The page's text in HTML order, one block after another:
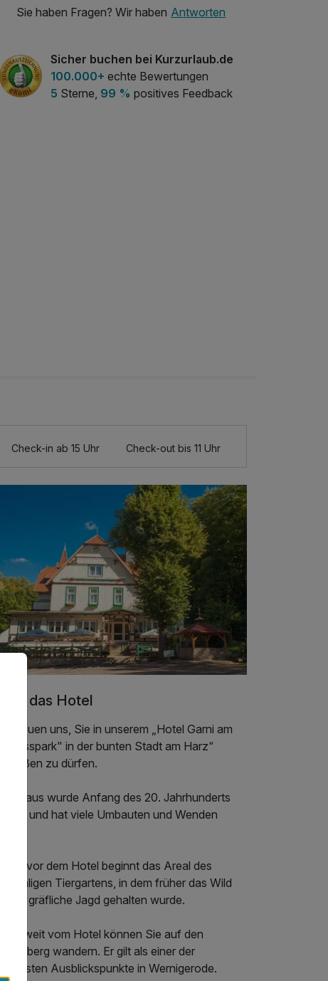
Sie haben Fragen? Wir haben Antworten
Sicher buchen bei Kurzurlaub.de
100.000+ echte Bewertungen
5 Sterne, 99 % positives Feedback
Check-in ab 15 Uhr Check-out bis 11 Uhr
Über das Hotel
Wir freuen uns, Sie in unserem „Hotel Garni am
Schlosspark" in der bunten Stadt am Harz“
begrüßen zu dürfen.
Das Haus wurde Anfang des 20. Jahrhunderts
erbaut und hat viele Umbauten und Wenden
Direkt vor dem Hotel beginnt das Areal des
ehemaligen Tiergartens, in dem früher das Wild
für die gräfliche Jagd gehalten wurde.
Nicht weit vom Hotel können Sie auf den
Agnesberg wandern. Er gilt als einer der
schönsten Ausblickspunkte in Wernigerode.